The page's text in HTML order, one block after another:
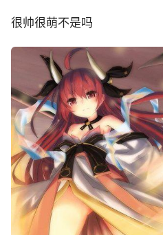
很帅很萌不是吗